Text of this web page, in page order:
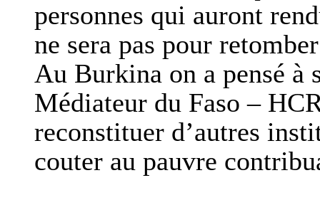
personnes qui auront
ne sera pas pour
Au Burkina on a pensé
Médiateur du Faso –
reconstituer d’autres
couter au pauvre